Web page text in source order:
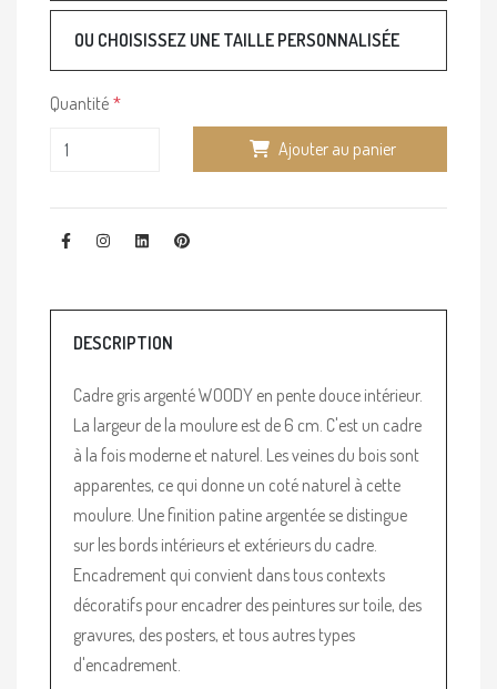
OU CHOISISSEZ UNE TAILLE PERSONNALISÉE
Quantité
Ajouter au panier
DESCRIPTION
Cadre gris argenté WOODY en pente douce intérieur.
La largeur de la moulure est de 6 cm. C'est un cadre
à la fois moderne et naturel. Les veines du bois sont
apparentes, ce qui donne un coté naturel à cette
moulure. Une finition patine argentée se distingue
sur les bords intérieurs et extérieurs du cadre.
Encadrement qui convient dans tous contexts
décoratifs pour encadrer des peintures sur toile, des
gravures, des posters, et tous autres types
d'encadrement.